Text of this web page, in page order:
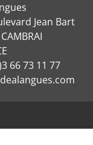
Jean Bart
66 73 11 77